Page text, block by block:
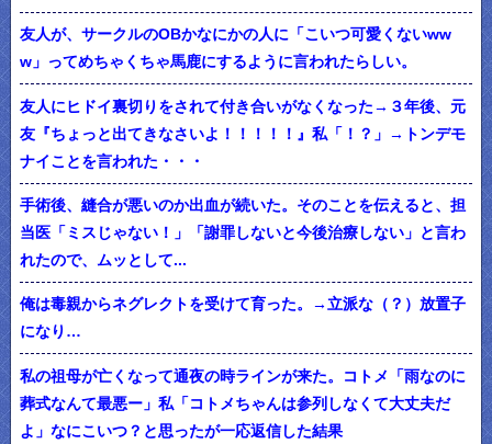
友人が、サークルのOBかなにかの人に「こいつ可愛くないww
w」ってめちゃくちゃ馬鹿にするように言われたらしい。
友人にヒドイ裏切りをされて付き合いがなくなった→３年後、元
友『ちょっと出てきなさいよ！！！！！』私「！？」→トンデモ
ナイことを言われた・・・
手術後、縫合が悪いのか出血が続いた。そのことを伝えると、担
当医「ミスじゃない！」「謝罪しないと今後治療しない」と言わ
れたので、ムッとして...
俺は毒親からネグレクトを受けて育った。→立派な（？）放置子
になり…
私の祖母が亡くなって通夜の時ラインが来た。コトメ「雨なのに
葬式なんて最悪ー」私「コトメちゃんは参列しなくて大丈夫だ
よ」なにこいつ？と思ったが一応返信した結果